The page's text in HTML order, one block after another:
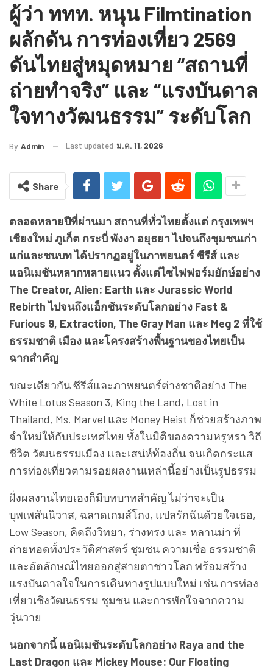
ผู้ว่า ททท. หนุน Filmtination
ผลักดัน การท่องเที่ยว 2569
ดันไทยสู่หมุดหมาย “สถานที่
ถ่ายทำจริง” และ “แรงบันดาล
ใจทางวัฒนธรรม” ระดับโลก
By Admin Last updated ม.ค. 11, 2026
Share
ตลอดหลายปีที่ผ่านมา สถานที่ทั่วไทยตั้งแต่ กรุงเทพฯ
เชียงใหม่ ภูเก็ต กระบี่ พังงา อยุธยา ไปจนถึงชุมชนเก่า
แก่และชนบท ได้ปรากฏอยู่ในภาพยนตร์ ซีรีส์ และ
แอนิเมชันหลากหลายแนว ตั้งแต่ไซไฟฟอร์มยักษ์อย่าง
The Creator, Alien: Earth และ Jurassic World
Rebirth ไปจนถึงแอ็กชันระดับโลกอย่าง Fast &
Furious 9, Extraction, The Gray Man และ Meg 2 ที่ใช้
ธรรมชาติ เมือง และโครงสร้างพื้นฐานของไทยเป็น
ฉากสำคัญ
ขณะเดียวกัน ซีรีส์และภาพยนตร์ต่างชาติอย่าง The
White Lotus Season 3, King the Land, Lost in
Thailand, Ms. Marvel และ Money Heist ก็ช่วยสร้างภาพ
จำใหม่ให้กับประเทศไทย ทั้งในมิติของความหรูหรา วิถี
ชีวิต วัฒนธรรมเมือง และเสน่ห์ท้องถิ่น จนเกิดกระแส
การท่องเที่ยวตามรอยผลงานเหล่านี้อย่างเป็นรูปธรรม
ฝั่งผลงานไทยเองก็มีบทบาทสำคัญ ไม่ว่าจะเป็น
บุพเพสันนิวาส, ฉลาดเกมส์โกง, แปลรักฉันด้วยใจเธอ,
Low Season, คิดถึงวิทยา, ร่างทรง และ หลานม่า ที่
ถ่ายทอดทั้งประวัติศาสตร์ ชุมชน ความเชื่อ ธรรมชาติ
และอัตลักษณ์ไทยออกสู่สายตาชาวโลก พร้อมสร้าง
แรงบันดาลใจในการเดินทางรูปแบบใหม่ เช่น การท่อง
เที่ยวเชิงวัฒนธรรม ชุมชน และการพักใจจากความ
วุ่นวาย
นอกจากนี้ แอนิเมชันระดับโลกอย่าง Raya and the
Last Dragon และ Mickey Mouse: Our Floating